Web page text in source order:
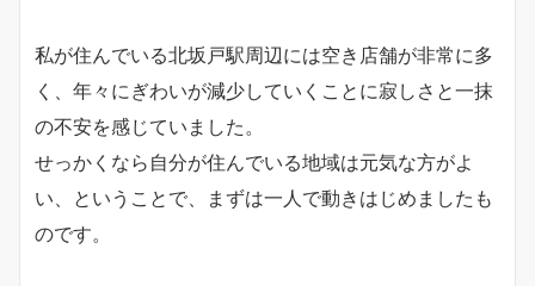
私が住んでいる北坂戸駅周辺には空き店舗が非常に多
く、年々にぎわいが減少していくことに寂しさと一抹
の不安を感じていました。
せっかくなら自分が住んでいる地域は元気な方がよ
い、ということで、まずは一人で動きはじめましたも
のです。